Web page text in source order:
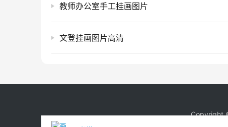
教师办公室手工挂画图片
文登挂画图片高清
Copyright